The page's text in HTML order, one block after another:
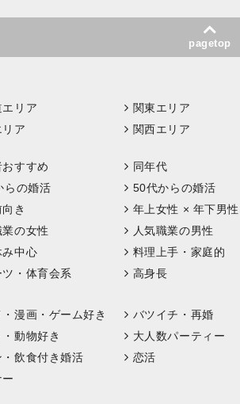
pagetop
リア 関東エリア
ア
関西エリア
すすめ 同年代
らの婚活
50代からの婚活
き
年上女性 × 年下男性
業の女性
人気職業の男性
み中心
料理上手・家庭的
ツ・体育会系
高身長
・漫画・ゲーム好き
バツイチ・再婚
動物好き
大人数パーティー
・飲食付き婚活
恋活